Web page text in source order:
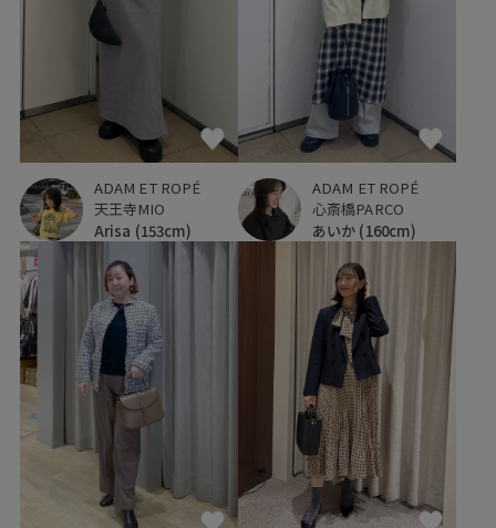
ADAM ET ROPÉ
天王寺MIO
Arisa (153cm)
ADAM ET ROPÉ
心斎橋PARCO
あいか (160cm)